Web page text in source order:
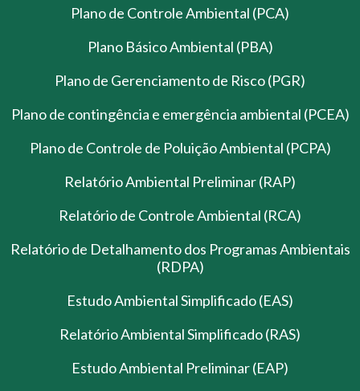
Plano de Controle Ambiental (PCA)
Plano Básico Ambiental (PBA)
Plano de Gerenciamento de Risco (PGR)
Plano de contingência e emergência ambiental (PCEA)
Plano de Controle de Poluição Ambiental (PCPA)
Relatório Ambiental Preliminar (RAP)
Relatório de Controle Ambiental (RCA)
Relatório de Detalhamento dos Programas Ambientais
(RDPA)
Estudo Ambiental Simplificado (EAS)
Relatório Ambiental Simplificado (RAS)
Estudo Ambiental Preliminar (EAP)